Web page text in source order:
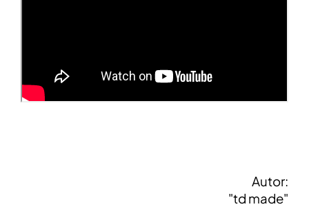
Autor:
"td made"